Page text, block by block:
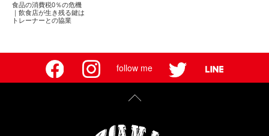
食品の消費税0％の危機
｜飲食店が生き残る鍵は
トレーナーとの協業
follow me